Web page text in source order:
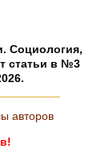
Социология,
статьи в №3
авторов